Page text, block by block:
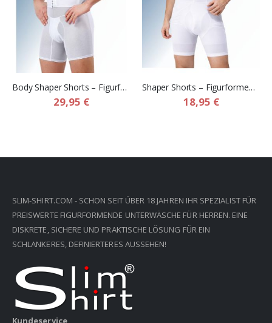
Body Shaper Shorts – Figurformende Kompressions Shorts mit zusätzlichem Bauchband für Herren
29,95 €
Shaper Shorts – Figurformende Kompressions Boxershorts für Herren
18,95 €
SLIM-SHIRT.COM - SCHON SEIT ÜBER 18 JAHREN IHR SPEZIALIST FÜR
PREISWERTE FIGURFORMENDE UNTERWÄSCHE FÜR HERREN. EINE
DISKRETE, SICHERE UND PRAKTISCHE LÖSUNG FÜR EIN
SCHLANKERES, DEFINIERTERES AUSSEHEN!
Kundeservice